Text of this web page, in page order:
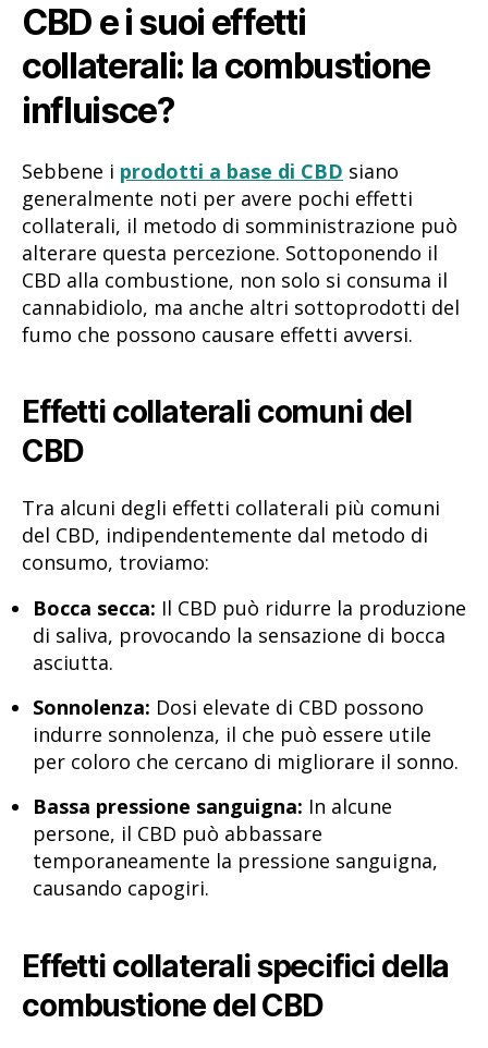
CBD e i suoi effetti
collaterali: la combustione
influisce?
Sebbene i prodotti a base di CBD siano
generalmente noti per avere pochi effetti
collaterali, il metodo di somministrazione può
alterare questa percezione. Sottoponendo il
CBD alla combustione, non solo si consuma il
cannabidiolo, ma anche altri sottoprodotti del
fumo che possono causare effetti avversi.
Effetti collaterali comuni del
CBD
Tra alcuni degli effetti collaterali più comuni
del CBD, indipendentemente dal metodo di
consumo, troviamo:
Bocca secca: Il CBD può ridurre la produzione
di saliva, provocando la sensazione di bocca
asciutta.
Sonnolenza: Dosi elevate di CBD possono
indurre sonnolenza, il che può essere utile
per coloro che cercano di migliorare il sonno.
Bassa pressione sanguigna: In alcune
persone, il CBD può abbassare
temporaneamente la pressione sanguigna,
causando capogiri.
Effetti collaterali specifici della
combustione del CBD